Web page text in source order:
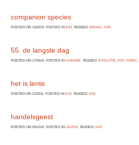
companion species
POSTED ON 150319. POSTED INKAT. TAGGED:BIKKEL,KAT.
55. de langste dag
POSTED ON 170616. POSTED INCHANGE. TAGGED:EVOLUTIE,KAT,VOGEL.
het is lente
POSTED ON 210311. POSTED INKAT. TAGGED:KAT.
handelsgeest
POSTED ON 091010. POSTED INLEVEN . TAGGED:KAT.